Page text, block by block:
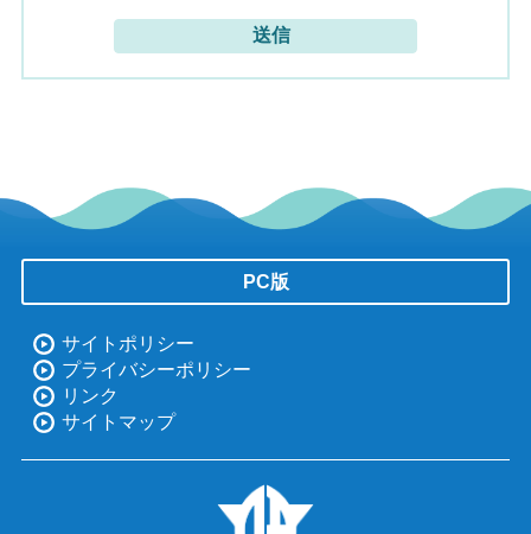
PC版
サイトポリシー
プライバシーポリシー
リンク
サイトマップ